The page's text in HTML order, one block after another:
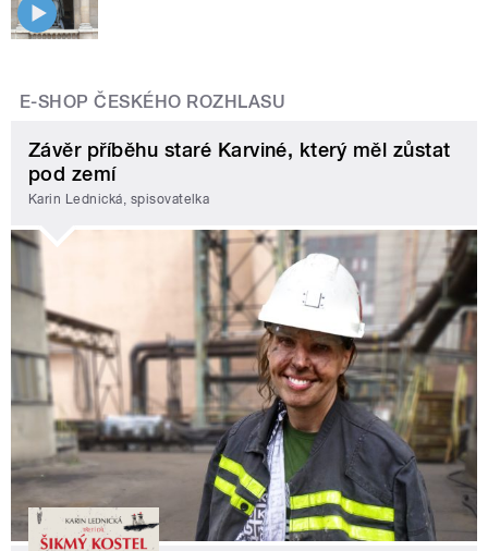
E-SHOP ČESKÉHO ROZHLASU
Závěr příběhu staré Karviné, který měl zůstat
pod zemí
Karin Lednická, spisovatelka